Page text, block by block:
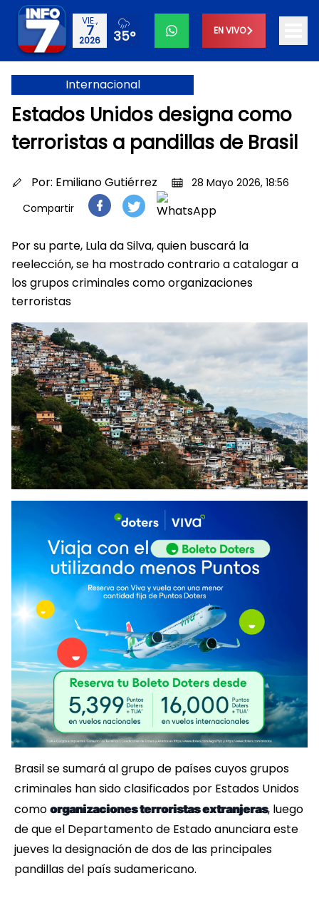
VIE.,
7
2026 35° EN VIVO
Internacional
Estados Unidos designa como
terroristas a pandillas de Brasil
Por: Emiliano Gutiérrez
28 Mayo 2026, 18:56
Compartir
Por su parte, Lula da Silva, quien buscará la
reelección, se ha mostrado contrario a catalogar a
los grupos criminales como organizaciones
terroristas
Brasil se sumará al grupo de países cuyos grupos
criminales han sido clasificados por Estados Unidos
como organizaciones terroristas extranjeras, luego
de que el Departamento de Estado anunciara este
jueves la designación de dos de las principales
pandillas del país sudamericano.